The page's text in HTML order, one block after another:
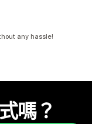
any hassle!
嗎？